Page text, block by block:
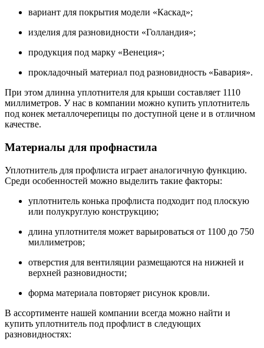
вариант для покрытия модели «Каскад»;
изделия для разновидности «Голландия»;
продукция под марку «Венеция»;
прокладочный материал под разновидность «Бавария».
При этом длинна уплотнителя для крыши составляет 1110
миллиметров. У нас в компании можно купить уплотнитель
под конек металлочерепицы по доступной цене и в отличном
качестве.
Материалы для профнастила
Уплотнитель для профлиста играет аналогичную функцию.
Среди особенностей можно выделить такие факторы:
уплотнитель конька профлиста подходит под плоскую
или полукруглую конструкцию;
длина уплотнителя может варьироваться от 1100 до 750
миллиметров;
отверстия для вентиляции размещаются на нижней и
верхней разновидности;
форма материала повторяет рисунок кровли.
В ассортименте нашей компании всегда можно найти и
купить уплотнитель под профлист в следующих
разновидностях: